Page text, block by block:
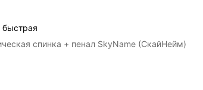
быстрая
спинка + пенал SkyName (СкайНейм)